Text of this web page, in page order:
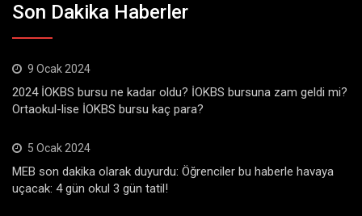
Son Dakika Haberler
9 Ocak 2024
2024 İOKBS bursu ne kadar oldu? İOKBS bursuna zam geldi mi?
Ortaokul-lise İOKBS bursu kaç para?
5 Ocak 2024
MEB son dakika olarak duyurdu: Öğrenciler bu haberle havaya
uçacak: 4 gün okul 3 gün tatil!